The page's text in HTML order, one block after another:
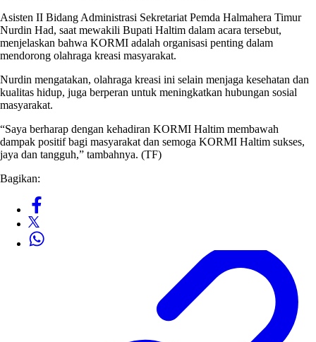
Asisten II Bidang Administrasi Sekretariat Pemda Halmahera Timur
Nurdin Had, saat mewakili Bupati Haltim dalam acara tersebut,
menjelaskan bahwa KORMI adalah organisasi penting dalam
mendorong olahraga kreasi masyarakat.
Nurdin mengatakan, olahraga kreasi ini selain menjaga kesehatan dan
kualitas hidup, juga berperan untuk meningkatkan hubungan sosial
masyarakat.
“Saya berharap dengan kehadiran KORMI Haltim membawah
dampak positif bagi masyarakat dan semoga KORMI Haltim sukses,
jaya dan tangguh,” tambahnya. (TF)
Bagikan: